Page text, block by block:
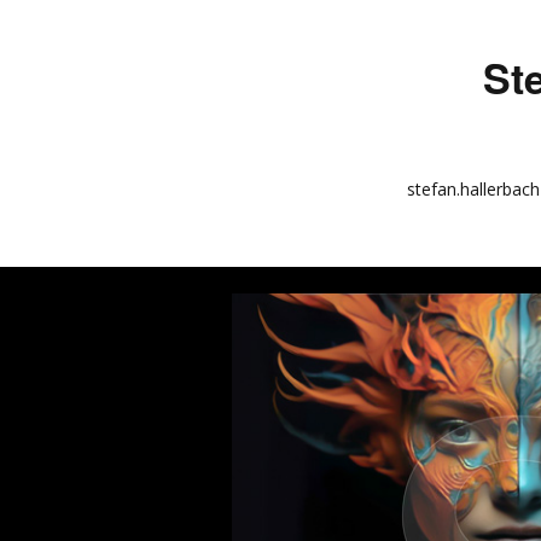
stefan.hallerbach
kunstquadrat.com
impressum